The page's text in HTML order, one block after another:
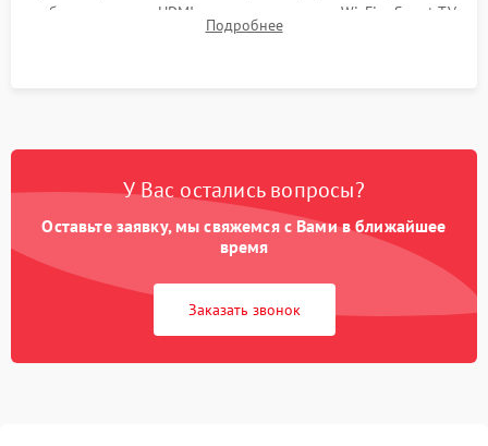
работы разъемов HDMI, динамиков, модуля Wi-Fi и Smart TV
в рабочем режиме в течение нескольких часов.
Подробнее
У Вас остались вопросы?
Оставьте заявку, мы свяжемся с Вами в ближайшее
время
Заказать звонок